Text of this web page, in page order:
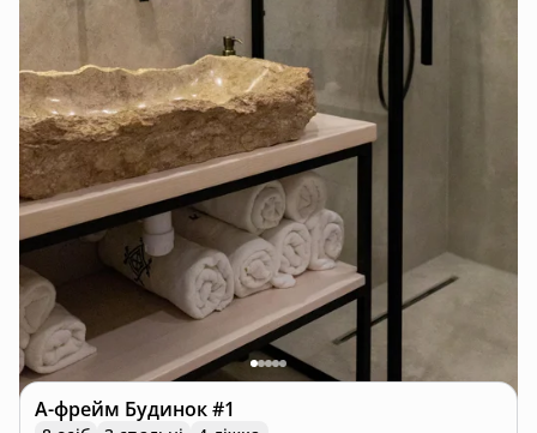
А-фрейм Будинок #1